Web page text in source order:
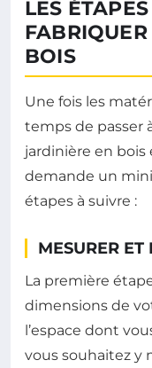
LES
BOIS
Une fois les
temps de passer
jardinière en
demande un
étapes à suivre :
MESURER ET
La première
dimensions de
l’espace dont
vous souhaitez y